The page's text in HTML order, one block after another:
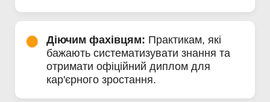
Діючим фахівцям: Практикам, які
бажають систематизувати знання та
отримати офіційний диплом для
кар'єрного зростання.